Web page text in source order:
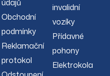
údajů
Obchodní
podmínky
Reklamační
protokol
invalidní
vozíky
Přídavné
pohony
Elektrokola